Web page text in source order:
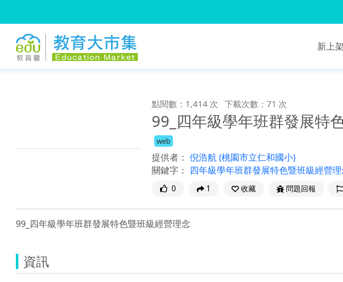
新上
點閱數：1,414 次 下載次數：71 次
99_四年級學年班群發展特
web
提供者： 倪浩航 (桃園市立仁和國小)
關鍵字：
四年級學年班群發展特色暨班級經營
0 1 收藏 問題回報
99_四年級學年班群發展特色暨班級經營理念
資訊